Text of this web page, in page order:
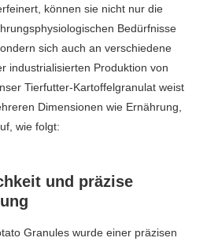
können sie nicht nur die
Bedürfnisse
sich auch an verschiedene
industrialisierten Produktion von
Tierfutter-Kartoffelgranulat weist
Dimensionen wie Ernährung,
wie folgt:
und präzise
Granules wurde einer präzisen